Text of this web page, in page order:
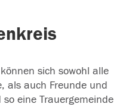
sich sowohl alle
als auch Freunde und
eine Trauergemeinde